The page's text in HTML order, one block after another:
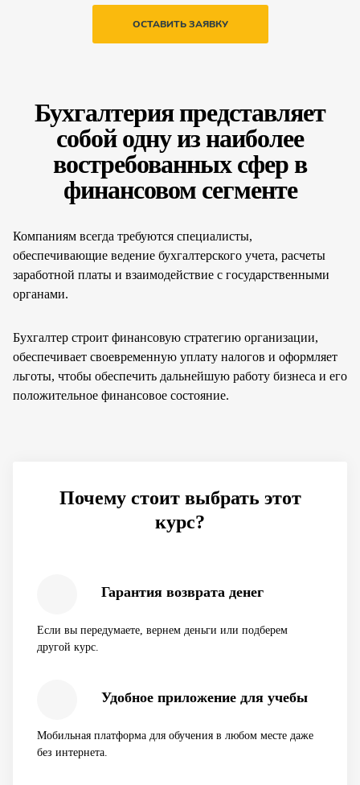
ОСТАВИТЬ ЗАЯВКУ
Бухгалтерия представляет
собой одну из наиболее
востребованных сфер в
финансовом сегменте
Компаниям всегда требуются специалисты,
обеспечивающие ведение бухгалтерского учета, расчеты
заработной платы и взаимодействие с государственными
органами.
Бухгалтер строит финансовую стратегию организации,
обеспечивает своевременную уплату налогов и оформляет
льготы, чтобы обеспечить дальнейшую работу бизнеса и его
положительное финансовое состояние.
Почему стоит выбрать этот
курс?
Гарантия возврата денег
Если вы передумаете, вернем деньги или подберем
другой курс.
Удобное приложение для учебы
Мобильная платформа для обучения в любом месте даже
без интернета.